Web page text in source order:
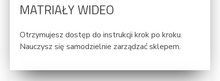
MATRIAŁY WIDEO
Otrzymujesz dostęp do instrukcji krok po kroku.
Nauczysz się samodzielnie zarządzać sklepem.